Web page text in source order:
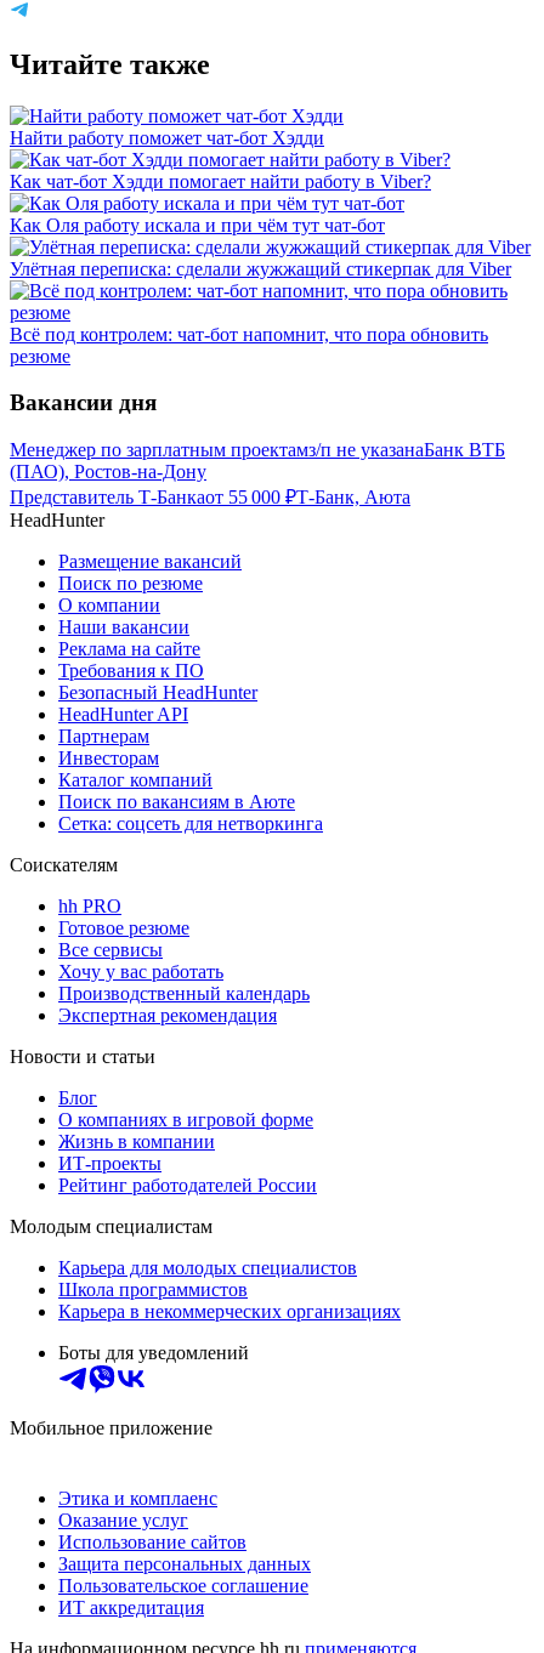
Читайте также
Найти работу поможет чат-бот Хэдди
Как чат-бот Хэдди помогает найти работу в Viber?
Как Оля работу искала и при чём тут чат-бот
Улётная переписка: сделали жужжащий стикерпак для Viber
Всё под контролем: чат-бот напомнит, что пора обновить
резюме
Вакансии дня
Менеджер по зарплатным проектамз/п не указанаБанк ВТБ
(ПАО), Ростов-на-Дону
Представитель Т-Банкаот 55 000 ₽Т-Банк, Аюта
HeadHunter
Размещение вакансий
Поиск по резюме
О компании
Наши вакансии
Реклама на сайте
Требования к ПО
Безопасный HeadHunter
HeadHunter API
Партнерам
Инвесторам
Каталог компаний
Поиск по вакансиям в Аюте
Сетка: соцсеть для нетворкинга
Соискателям
hh PRO
Готовое резюме
Все сервисы
Хочу у вас работать
Производственный календарь
Экспертная рекомендация
Новости и статьи
Блог
О компаниях в игровой форме
Жизнь в компании
ИТ-проекты
Рейтинг работодателей России
Молодым специалистам
Карьера для молодых специалистов
Школа программистов
Карьера в некоммерческих организациях
Боты для уведомлений
Мобильное приложение
Этика и комплаенс
Оказание услуг
Использование сайтов
Защита персональных данных
Пользовательское соглашение
ИТ аккредитация